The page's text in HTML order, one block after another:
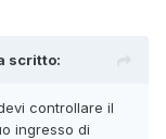
scritto:
controllare il
ingresso di